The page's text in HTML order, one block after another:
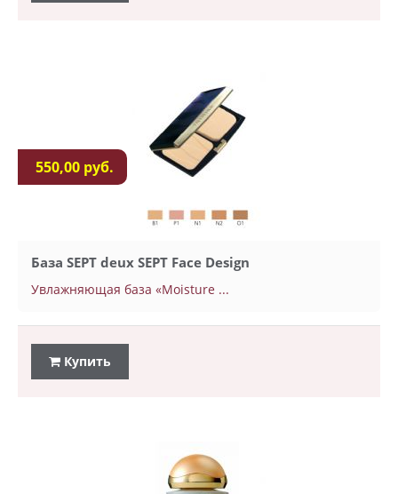
550,00 руб.
База SEPT deux SEPT Face Design
Увлажняющая база «Moisture ...
Купить